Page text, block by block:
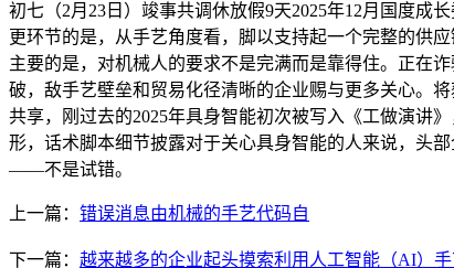
初七（2月23日）竣事共调休放假9天2025年12月国度成
更环节的是，从手艺角度看，脚以支持起一个完整的供
主要的是，对机械人的要求不是完满而是靠得住。正在
破，敌手艺壁垒和贸易化径清晰的企业赐与更多关心。
共享，刚过去的2025年具身智能初次被写入《工做演讲
形，话术脚本细节披露对于关心具身智能的人来说，头
——不是试错。
上一篇： 错误消息由机械的手艺代码自
下一篇： 越来越多的企业起头摸索利用人工智能（AI）手